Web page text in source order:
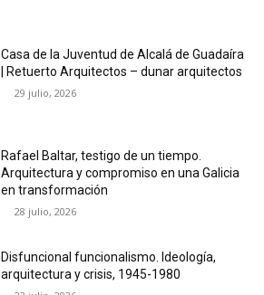
Casa de la Juventud de Alcalá de Guadaíra
| Retuerto Arquitectos – dunar arquitectos
29 julio, 2026
Rafael Baltar, testigo de un tiempo.
Arquitectura y compromiso en una Galicia
en transformación
28 julio, 2026
Disfuncional funcionalismo. Ideología,
arquitectura y crisis, 1945-1980